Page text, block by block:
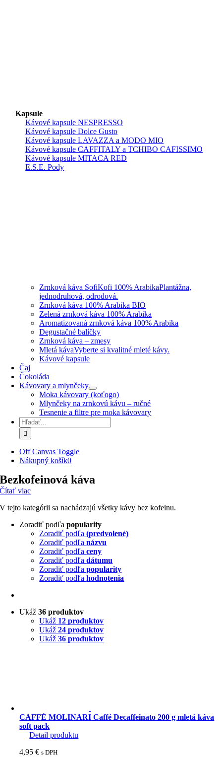
Kapsule
Kávové kapsule NESPRESSO
Kávové kapsule Dolce Gusto
Kávové kapsule LAVAZZA a MODO MIO
Kávové kapsule CAFFITALY a TCHIBO CAFISSIMO
Kávové kapsule MITACA RED
E.S.E. Pody
Zrnková káva SofiKofi 100% ArabikaPlantážna,
jednodruhová, odrodová.
Zrnková káva 100% Arabika BIO
Zelená zrnková káva 100% Arabika
Aromatizovaná zrnková káva 100% Arabika
Degustačné balíčky
Zrnková káva – zmesy
Mletá kávaVyberte si kvalitné mleté kávy.
Kávové kapsule
Čaj
Čokoláda
Kávovary a mlynčeky
Moka kávovary (koťogo)
Mlynčeky na zrnkovú kávu – ručné
Tesnenie a filtre pre moka kávovary
Hľadať:
Off Canvas Toggle
Nákupný košík0
Bezkofeinová káva
Čítať viac
V tejto kategórii sa nachádzajú všetky kávy bez kofeinu.
Zoradiť podľapopularity
Zoradiť podľa(predvolené)
Zoradiť podľanázvu
Zoradiť podľaceny
Zoradiť podľadátumu
Zoradiť podľapopularity
Zoradiť podľahodnotenia
Ukáž36 produktov
Ukáž 12 produktov
Ukáž24 produktov
Ukáž36 produktov
CAFFÉ MOLINARI Caffé Decaffeinato 200 g mletá káva
soft pack
Detail produktu
4,95€ s DPH